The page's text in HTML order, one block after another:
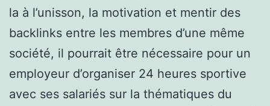
la à l’unisson, la motivation et mentir des
backlinks entre les membres d’une même
société, il pourrait être nécessaire pour un
employeur d’organiser 24 heures sportive
avec ses salariés sur la thématiques du